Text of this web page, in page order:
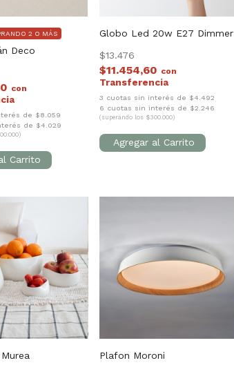
Deco
2 O MÁS
con
de $8.059
de $4.029
Globo Led 20w E27 Dimmer
$13.476
$11.454,60 con
3 cuotas sin interés de $4.492
6 cuotas sin interés de $2.246
(superando los $300.000)
Plafon Moroni